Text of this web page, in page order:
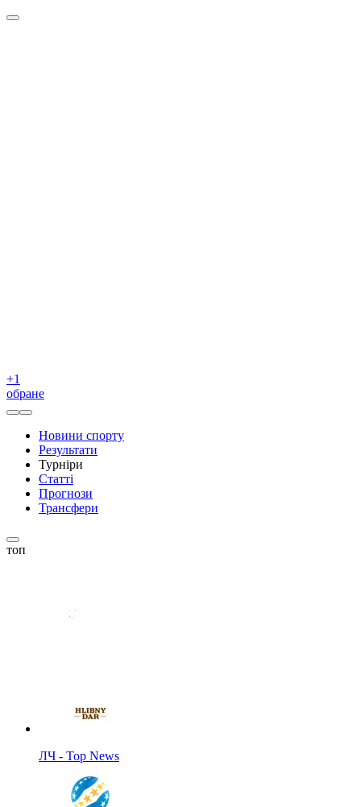
+1
обране
Новини спорту
Результати
Турніри
Статті
Прогнози
Трансфери
топ
ЛЧ - Top News